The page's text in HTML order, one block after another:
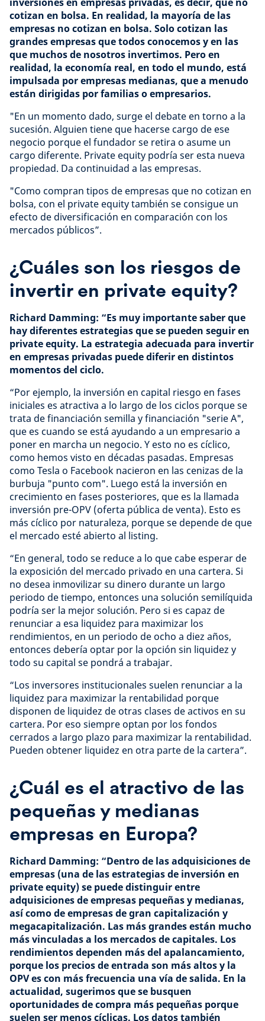
cotizan en bolsa. En realidad, la mayoría de las
empresas no cotizan en bolsa. Solo cotizan las
grandes empresas que todos conocemos y en las
que muchos de nosotros invertimos. Pero en
realidad, la economía real, en todo el mundo, está
impulsada por empresas medianas, que a menudo
están dirigidas por familias o empresarios.
"En un momento dado, surge el debate en torno a la
sucesión. Alguien tiene que hacerse cargo de ese
negocio porque el fundador se retira o asume un
cargo diferente. Private equity podría ser esta nueva
propiedad. Da continuidad a las empresas.
"Como compran tipos de empresas que no cotizan en
bolsa, con el private equity también se consigue un
efecto de diversificación en comparación con los
mercados públicos”.
¿Cuáles son los riesgos de
invertir en private equity?
Richard Damming: “Es muy importante saber que
hay diferentes estrategias que se pueden seguir en
private equity. La estrategia adecuada para invertir
en empresas privadas puede diferir en distintos
momentos del ciclo.
“Por ejemplo, la inversión en capital riesgo en fases
iniciales es atractiva a lo largo de los ciclos porque se
trata de financiación semilla y financiación "serie A",
que es cuando se está ayudando a un empresario a
poner en marcha un negocio. Y esto no es cíclico,
como hemos visto en décadas pasadas. Empresas
como Tesla o Facebook nacieron en las cenizas de la
burbuja "punto com". Luego está la inversión en
crecimiento en fases posteriores, que es la llamada
inversión pre-OPV (oferta pública de venta). Esto es
más cíclico por naturaleza, porque se depende de que
el mercado esté abierto al listing.
“En general, todo se reduce a lo que cabe esperar de
la exposición del mercado privado en una cartera. Si
no desea inmovilizar su dinero durante un largo
periodo de tiempo, entonces una solución semilíquida
podría ser la mejor solución. Pero si es capaz de
renunciar a esa liquidez para maximizar los
rendimientos, en un periodo de ocho a diez años,
entonces debería optar por la opción sin liquidez y
todo su capital se pondrá a trabajar.
“Los inversores institucionales suelen renunciar a la
liquidez para maximizar la rentabilidad porque
disponen de liquidez de otras clases de activos en su
cartera. Por eso siempre optan por los fondos
cerrados a largo plazo para maximizar la rentabilidad.
Pueden obtener liquidez en otra parte de la cartera”.
¿Cuál es el atractivo de las
pequeñas y medianas
empresas en Europa?
Richard Damming: “Dentro de las adquisiciones de
empresas (una de las estrategias de inversión en
private equity) se puede distinguir entre
adquisiciones de empresas pequeñas y medianas,
así como de empresas de gran capitalización y
megacapitalización. Las más grandes están mucho
más vinculadas a los mercados de capitales. Los
rendimientos dependen más del apalancamiento,
porque los precios de entrada son más altos y la
OPV es con más frecuencia una vía de salida. En la
actualidad, sugerimos que se busquen
oportunidades de compra más pequeñas porque
suelen ser menos cíclicas. Los datos también